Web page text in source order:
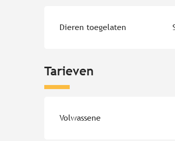
Dieren toegelaten
Tarieven
Tarieven 2026
Volwassene